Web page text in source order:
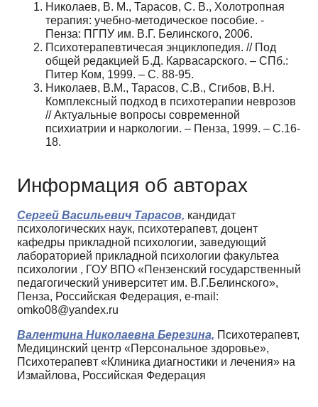
Николаев, В. М., Тарасов, С. В., Холотропная
терапия: учебно-методическое пособие. -
Пенза: ПГПУ им. В.Г. Белинского, 2006.
Психотерапевтичесая энциклопедия. // Под
общей редакцией Б.Д. Карвасарского. – СПб.:
Питер Ком, 1999. – С. 88-95.
Николаев, В.М., Тарасов, С.В., Сгибов, В.Н.
Комплексный подход в психотерапии неврозов
// Актуальные вопросы современной
психиатрии и наркологии. – Пенза, 1999. – С.16-
18.
Информация об авторах
Сергей Васильевич Тарасов, кандидат
психологических наук, психотерапевт, доцент
кафедры прикладной психологии, заведующий
лабораторией прикладной психологии факультеа
психологии , ГОУ ВПО «Пензенский государственный
педагогический университет им. В.Г.Белинского»,
Пенза, Российская Федерация, e-mail:
omko08@yandex.ru
Валентина Николаевна Березина, Психотерапевт,
Медицинский центр «Персональное здоровье»,
Психотерапевт «Клиника диагностики и лечения» на
Измайлова, Российская Федерация